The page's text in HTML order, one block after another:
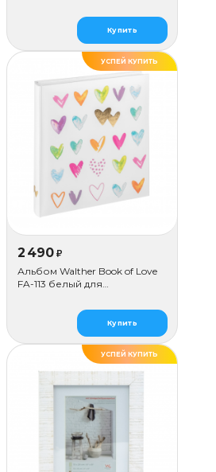
Купить
УСПЕЙ КУПИТЬ
2 490 ₽
Альбом Walther Book of Love
FA-113 белый для
Купить
УСПЕЙ КУПИТЬ